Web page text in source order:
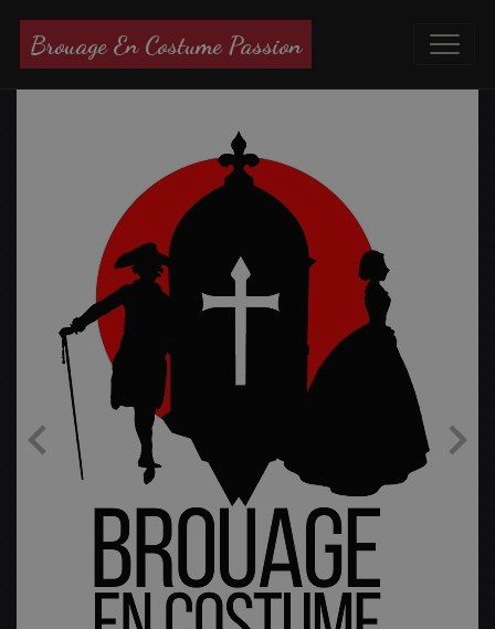
Brouage En Costume Passion